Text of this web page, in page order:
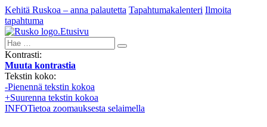
Kehitä Ruskoa – anna palautetta Tapahtumakalenteri Ilmoita
tapahtuma
Etusivu
Hae:
Kontrasti:
Muuta kontrastia
Tekstin koko:
-Pienennä tekstin kokoa
+Suurenna tekstin kokoa
INFOTietoa zoomauksesta selaimella